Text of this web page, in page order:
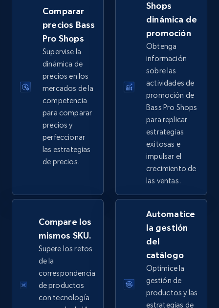
eBay - Gather data on products using
specified keywords
URL, Product id, Title, Seller name, Seller rating,
Seller reviews, Breadcrumbs, Root category, and
more.
2.5K+ 359+ Comenzar ahora
eBay - Collect products from shops on eBay
URL, Product id, Title, Seller name, Seller rating,
Seller reviews, Breadcrumbs, Root category, and
Comenzar ahora
eBay - Collect records by category
URL, Product id, Title, Seller name, Seller rating,
Seller reviews, Breadcrumbs, Root category, and
more.
Comparar
precios Bass
Pro Shops
Supervise la
dinámica de
precios en los
mercados de la
competencia
para comparar
precios y
perfeccionar
las estrategias
de precios.
Shops
dinámica de
promoción
Obtenga
información
sobre las
actividades de
promoción de
Bass Pro Shops
para replicar
estrategias
exitosas e
impulsar el
crecimiento de
las ventas.
Compare los
mismos SKU.
Supere los retos
de la
correspondencia
de productos
con tecnología
Automatice
la gestión
del
catálogo
Optimice la
gestión de
productos y las
estrategias de